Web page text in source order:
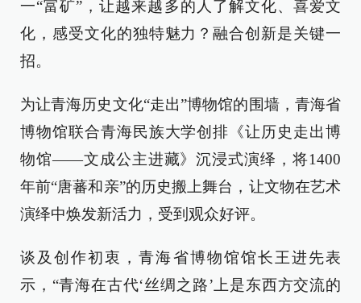
一“富矿”，让越来越多的人了解文化、喜爱文
化，感受文化的独特魅力？融合创新是关键一
招。
为让青海历史文化“走出”博物馆的围墙，青海省
博物馆联合青海民族大学创排《让历史走出博
物馆——文成公主进藏》沉浸式演绎，将1400
年前“唐蕃和亲”的历史搬上舞台，让文物在艺术
演绎中焕发新活力，受到观众好评。
谈及创作初衷，青海省博物馆馆长王进先表
示，“青海在古代‘丝绸之路’上是东西方交流的